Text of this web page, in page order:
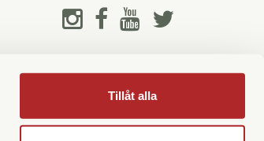
Tillåt alla